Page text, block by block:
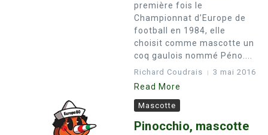
première fois le
Championnat d’Europe de
football en 1984, elle
choisit comme mascotte un
coq gaulois nommé Péno....
Richard Coudrais 3 mai 2016
Read More
Mascotte
Pinocchio, mascotte